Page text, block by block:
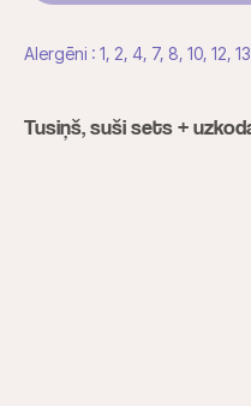
Alergēni : 1, 2, 4, 7, 8, 10, 12, 13
Tusiņš, suši sets +